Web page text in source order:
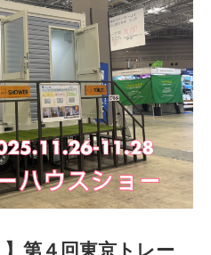
第４回東京トレー